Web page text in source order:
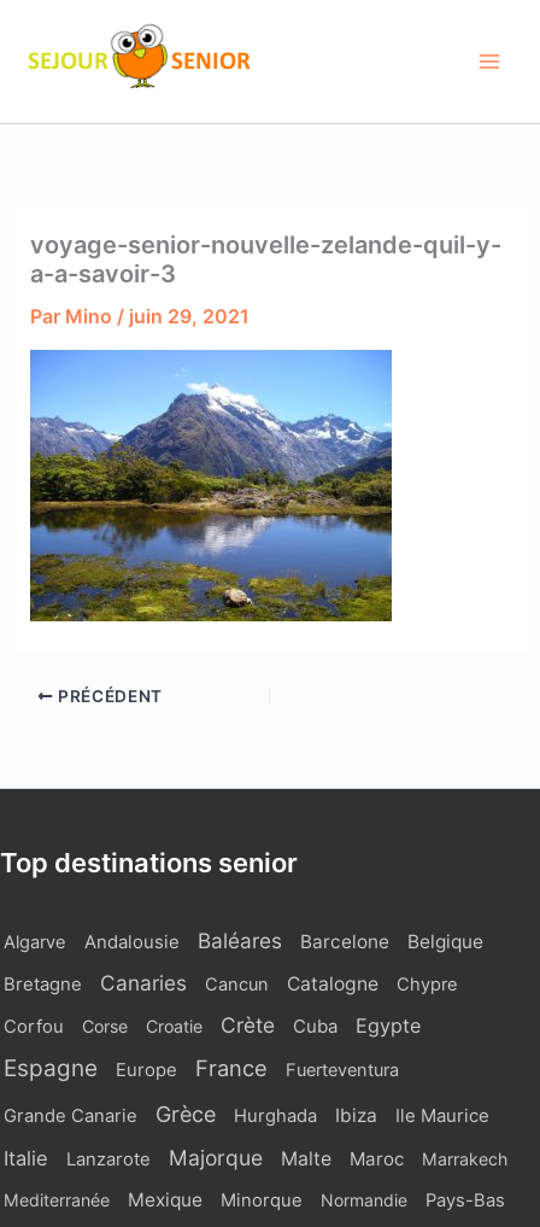
contenu
voyage-senior-nouvelle-zelande-quil-y-
a-a-savoir-3
Par Mino / juin 29, 2021
PRÉCÉDENT
Top destinations senior
Algarve Andalousie Baléares Barcelone Belgique
Bretagne Canaries Cancun Catalogne
Chypre
Corfou
Corse Croatie Crète Cuba Egypte
Espagne Europe France Fuerteventura
Grande Canarie Grèce Hurghada Ibiza Ile Maurice
Italie Lanzarote Majorque Malte Maroc
Marrakech
Mediterranée
Mexique Minorque Normandie Pays-Bas